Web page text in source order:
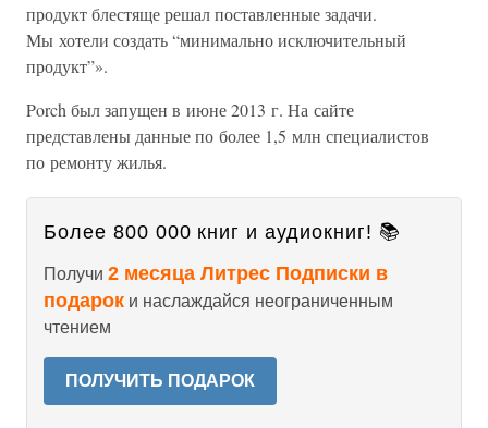
продукт блестяще решал поставленные задачи.
Мы хотели создать “минимально исключительный
продукт”».
Porch был запущен в июне 2013 г. На сайте
представлены данные по более 1,5 млн специалистов
по ремонту жилья.
Более 800 000 книг и аудиокниг! 📚
Получи 2 месяца Литрес Подписки в
подарок и наслаждайся неограниченным
чтением
ПОЛУЧИТЬ ПОДАРОК